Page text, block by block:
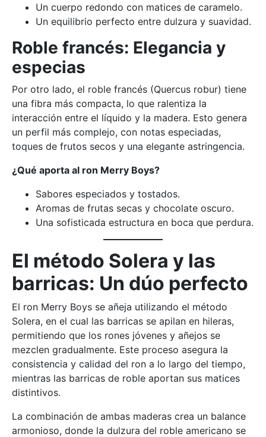
Un cuerpo redondo con matices de caramelo.
Un equilibrio perfecto entre dulzura y suavidad.
Roble francés: Elegancia y
especias
Por otro lado, el roble francés (Quercus robur) tiene
una fibra más compacta, lo que ralentiza la
interacción entre el líquido y la madera. Esto genera
un perfil más complejo, con notas especiadas,
toques de frutos secos y una elegante astringencia.
¿Qué aporta al ron Merry Boys?
Sabores especiados y tostados.
Aromas de frutas secas y chocolate oscuro.
Una sofisticada estructura en boca que perdura.
El método Solera y las
barricas: Un dúo perfecto
El ron Merry Boys se añeja utilizando el método
Solera, en el cual las barricas se apilan en hileras,
permitiendo que los rones jóvenes y añejos se
mezclen gradualmente. Este proceso asegura la
consistencia y calidad del ron a lo largo del tiempo,
mientras las barricas de roble aportan sus matices
distintivos​​.
La combinación de ambas maderas crea un balance
armonioso, donde la dulzura del roble americano se